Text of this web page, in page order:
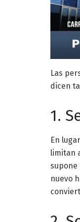
Las
dicen
1.
En
limitan
supone
nuevo